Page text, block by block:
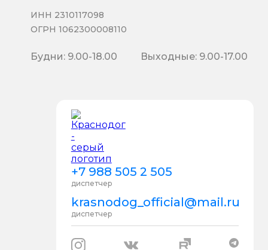
+7 988 505 2 505
диспетчер
krasnodog_official@mail.ru
диспетчер
ИНН 2310117098
ОГРН 1062300008110
Будни: 9.00-18.00 Выходные: 9.00-17.00